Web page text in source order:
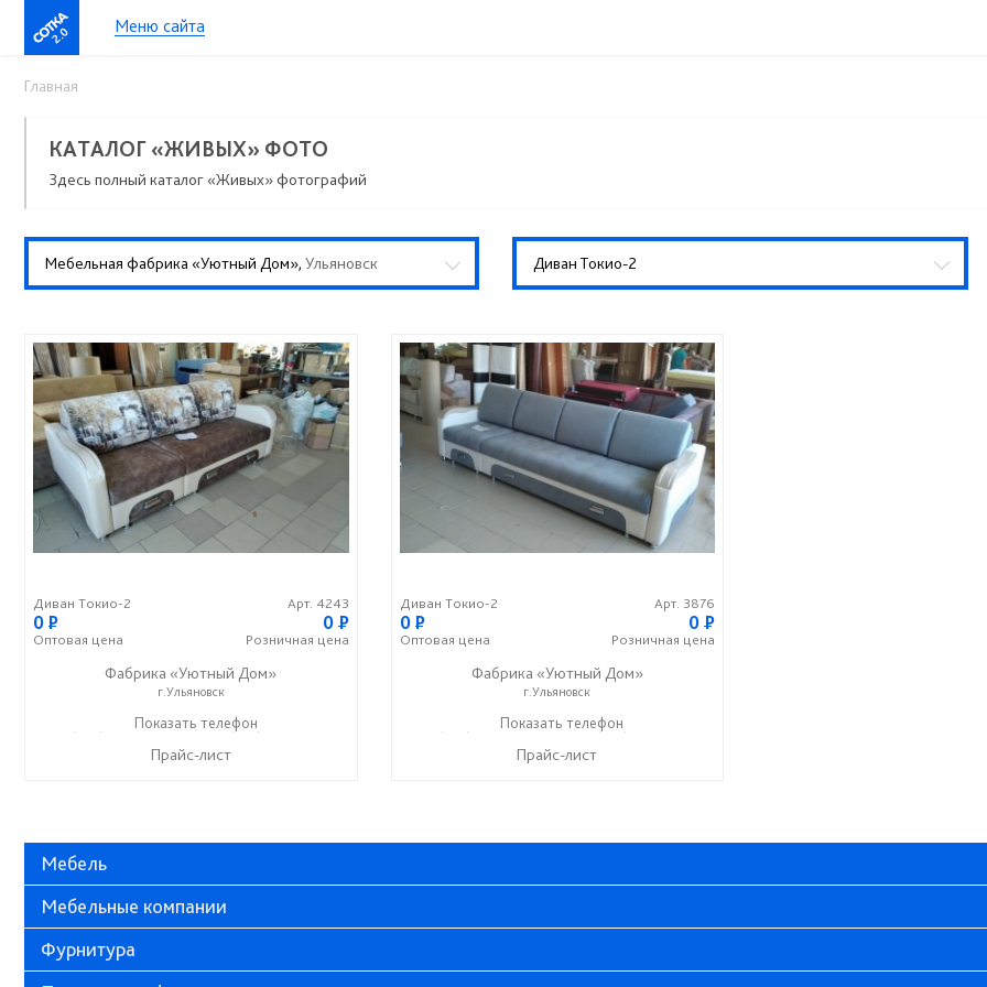
2.0 Меню сайта
Главная
КАТАЛОГ «ЖИВЫХ» ФОТО
Здесь полный каталог «Живых» фотографий
Мебельная фабрика «Уютный Дом», Ульяновск Диван Токио-2
Диван Токио-2 Арт. 4243
0P
Оптовая цена
0 P
Розничная цена
Фабрика «Уютный Дом»
г.Ульяновск
+7 (927) 815-33-33 ☎+7 (927) 825-33-33
Показать телефон
Прайс-лист
Диван Токио-2 Арт. 3876
0P
Оптовая цена
0 P
Розничная цена
Фабрика «Уютный Дом»
г.Ульяновск
+7 (927) 815-33-33 ☎+7 (927) 825-33-33
Показать телефон
Прайс-лист
Мебель
Мебельные компании
Фурнитура